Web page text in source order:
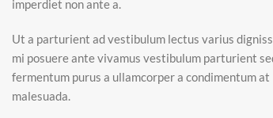
imperdiet non ante a.
Ut a parturient ad vestibulum lectus varius
mi posuere ante vivamus vestibulum parturient
fermentum purus a ullamcorper a condimentum at
malesuada.